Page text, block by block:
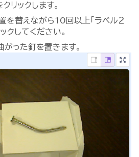
クリックします。
を替えながら10回以上「ラベル２
クしてください。
った釘を置きます。